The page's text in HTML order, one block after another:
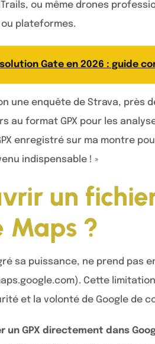
ou même drones
plateformes.
Gate en 2026 : guide
une enquête de Strava, près
au format GPX pour les
enregistré sur ma montre
indispensable ! »
un
Maps ?
sa puissance, ne prend pas
Cette
et la volonté de Google de
un GPX directement dans